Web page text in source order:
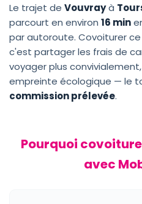
Le trajet de Vouvrayà
parcourt en environ 16 min
par autoroute. Covoiturer
c'est partager les frais de
voyager plus
empreinte écologique — le
commission prélevée.
Pourquoi
avec